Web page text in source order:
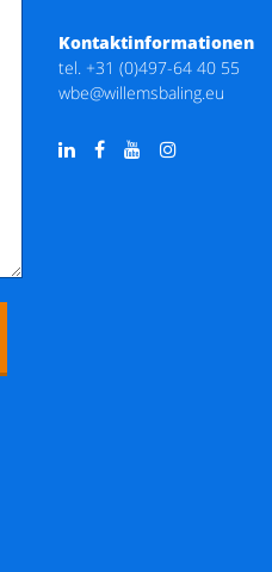
Kontaktinformationen
tel. +31 (0)497-64 40 55
wbe@willemsbaling.eu